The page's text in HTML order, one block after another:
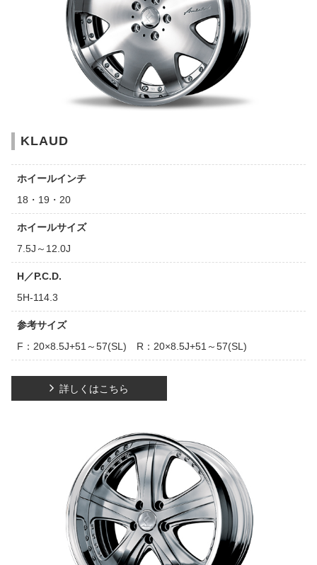
KLAUD
ホイールインチ
18・19・20
ホイールサイズ
7.5J～12.0J
H／P.C.D.
5H-114.3
参考サイズ
F：20×8.5J+51～57(SL) R：20×8.5J+51～57(SL)
詳しくはこちら